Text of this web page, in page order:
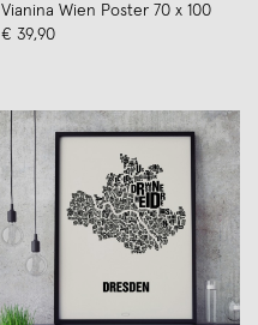
Vianina Wien Poster 70 x 100
€ 39,90